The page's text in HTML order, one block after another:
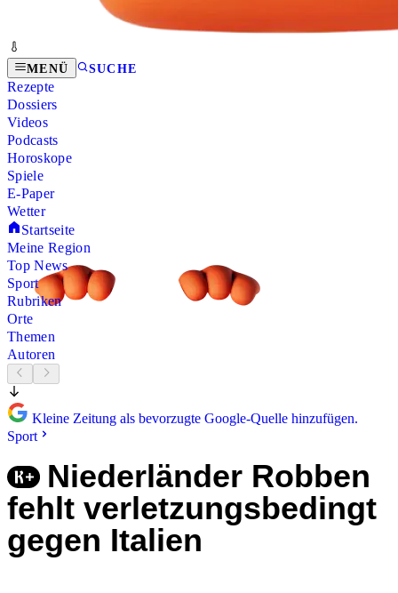
MENÜ SUCHE
Rezepte
Dossiers
Videos
Podcasts
Horoskope
Spiele
E-Paper
Wetter
Startseite
Meine Region
Top News
Sport
Rubriken
Orte
Themen
Autoren
Kleine Zeitung als bevorzugte Google-Quelle hinzufügen.
Sport
Niederländer Robben
fehlt verletzungsbedingt
gegen Italien